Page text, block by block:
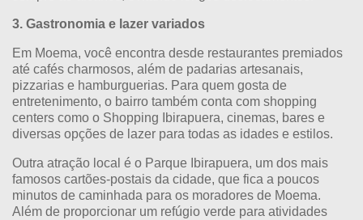
3. Gastronomia e lazer variados
Em Moema, você encontra desde restaurantes premiados
até cafés charmosos, além de padarias artesanais,
pizzarias e hamburguerias. Para quem gosta de
entretenimento, o bairro também conta com shopping
centers como o Shopping Ibirapuera, cinemas, bares e
diversas opções de lazer para todas as idades e estilos.
Outra atração local é o Parque Ibirapuera, um dos mais
famosos cartões-postais da cidade, que fica a poucos
minutos de caminhada para os moradores de Moema.
Além de proporcionar um refúgio verde para atividades